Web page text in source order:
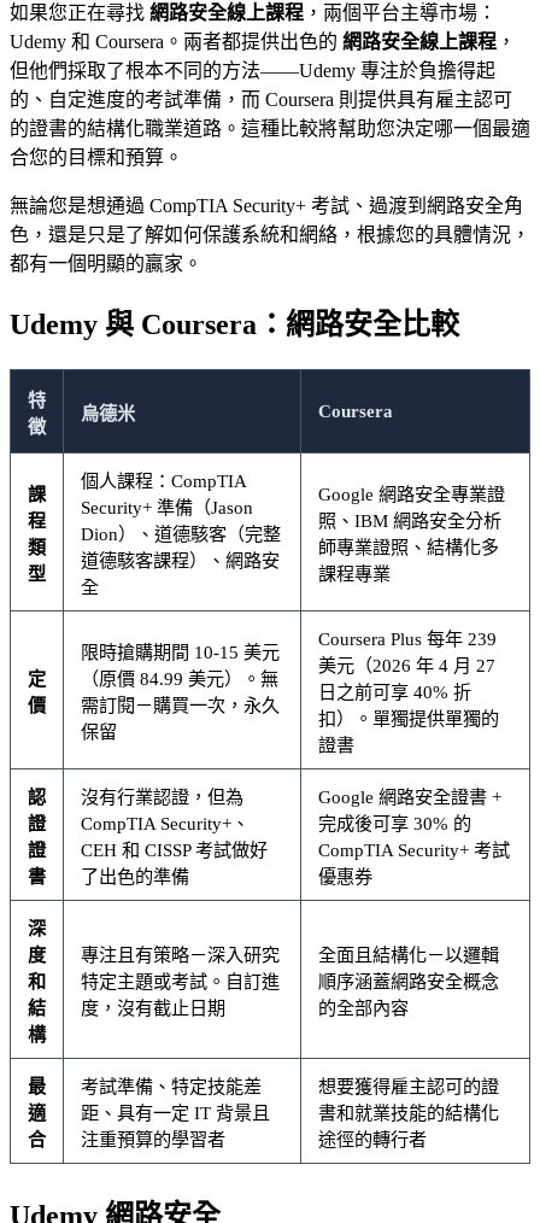
如果您正在尋找 網路安全線上課程 ，兩個平台主導市場：
Udemy 和 Coursera。兩者都提供出色的 網路安全線上課程 ，
但他們採取了根本不同的方法——Udemy 專注於負擔得起
的、自定進度的考試準備，而 Coursera 則提供具有雇主認可
的證書的結構化職業道路。這種比較將幫助您決定哪一個最適
合您的目標和預算。
無論您是想通過 CompTIA Security+ 考試、過渡到網路安全角
色，還是只是了解如何保護系統和網絡，根據您的具體情況，
都有一個明顯的贏家。
Udemy 與 Coursera：網路安全比較
特
徵
烏德米 Coursera
課
程
類
型
個人課程：CompTIA
Security+ 準備（Jason
Dion）、道德駭客（完整
道德駭客課程）、網路安
全
Google 網路安全專業證
照、IBM 網路安全分析
師專業證照、結構化多
課程專業
定
價
限時搶購期間 10-15 美元
（原價 84.99 美元）。無
需訂閱－購買一次，永久
保留
Coursera Plus 每年 239
美元（2026 年 4 月 27
日之前可享 40% 折
扣）。單獨提供單獨的
證書
認
證
證
書
沒有行業認證，但為
CompTIA Security+、
CEH 和 CISSP 考試做好
了出色的準備
Google 網路安全證書 +
完成後可享 30% 的
CompTIA Security+ 考試
優惠券
深
度
和
結
構
專注且有策略－深入研究
特定主題或考試。自訂進
度，沒有截止日期
全面且結構化－以邏輯
順序涵蓋網路安全概念
的全部內容
最
適
合
考試準備、特定技能差
距、具有一定 IT 背景且
注重預算的學習者
想要獲得雇主認可的證
書和就業技能的結構化
途徑的轉行者
Udemy 網路安全